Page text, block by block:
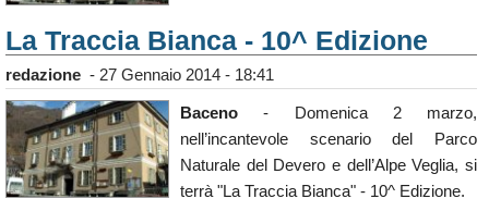
La Traccia Bianca - 10^ Edizione
redazione - 27 Gennaio 2014 - 18:41
Baceno - Domenica 2 marzo,
nell’incantevole scenario del Parco
Naturale del Devero e dell’Alpe Veglia, si
terrà "La Traccia Bianca" - 10^ Edizione.